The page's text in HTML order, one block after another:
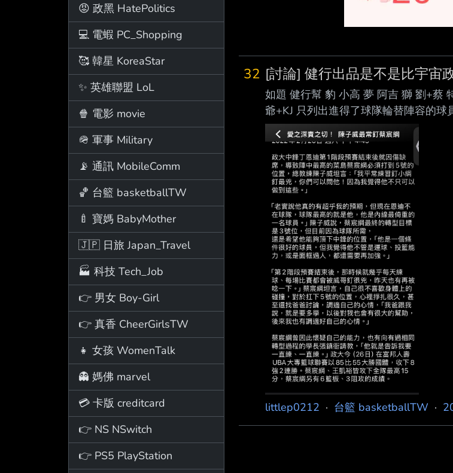
😡 政黑 HatePolitics
💻 電蝦 PC_Shopping
🥰 韓星 KoreaStar
✨ 英雄聯盟 LoL
🍿 電影 movie
🪖 軍事 Military
📡 通訊 MobileComm
🏀 台籃 basketballTW
🍼 寶媽 BabyMother
🇯🇵 日旅 Japan_Travel
🏭 科技 Tech_Job
👉 男女 Boy-Girl
👉 真香 CheerGirlsTW
👧 女孩 WomenTalk
👻 媽佛 marvel
💳 卡版 creditcard
👉 NS NSwitch
👉 PS5 PlayStation
32 [討論] 健行出品是不是比宇宙
如題 健行幫 豹 小高 夢 阿吉 獅 劉+蔡
爺+KJ 只列出進得了球隊輪替陣容的
品的良率是不是比六連霸的宇宙政好多
也不吹自己畢業生 選秀前、進球隊也
選政大的球團是賭還是還沒看清事實 --
littlep0212 · 台籃 basketballTW ·